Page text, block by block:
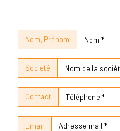
Nom, Prénom
Société
Contact
Email